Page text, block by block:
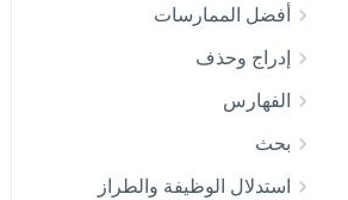
أفضل الممارسات
إدراج وحذف
الفهارس
بحث
استدلال الوظيفة والطراز